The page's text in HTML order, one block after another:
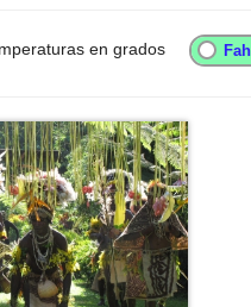
en grados